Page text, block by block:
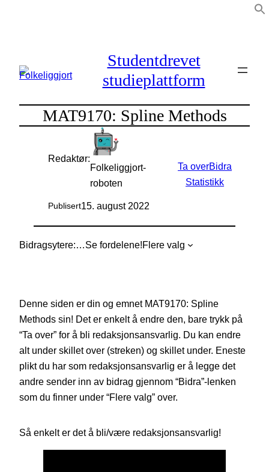
Studentdrevet
studieplattform
MAT9170: Spline Methods
Redaktør:
Folkeliggjort-
roboten
Publisert15. august 2022
Ta overBidra
Statistikk
Bidragsytere: Se fordelene!Flere valg
Denne siden er din og emnet MAT9170: Spline
Methods sin! Det er enkelt å endre den, bare trykk på
“Ta over” for å bli redaksjonsansvarlig. Du kan endre
alt under skillet over (streken) og skillet under. Eneste
plikt du har som redaksjonsansvarlig er å legge det
andre sender inn av bidrag gjennom “Bidra”-lenken
som du finner under “Flere valg” over.
Så enkelt er det å bli/være redaksjonsansvarlig!